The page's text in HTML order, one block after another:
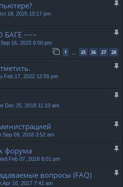
18, 2025 10:17 pm
БАГЕ ~~~
16, 2025 6:00 pm
1 … 25 26 27 28
Feb 17, 2022 12:55 pm
Dec 25, 2018 11:10 am
Sep 09, 2018 3:52 am
форума
Feb 07, 2018 8:01 pm
вопросы (FAQ)
Apr 16, 2017 7:41 am